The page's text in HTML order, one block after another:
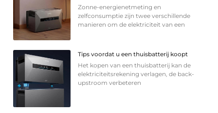
Zonne-energienetmeting en
zelfconsumptie zijn twee verschillende
manieren om de elektriciteit van een
Tips voordat u een thuisbatterij koopt
Het kopen van een thuisbatterij kan de
elektriciteitsrekening verlagen, de back-
upstroom verbeteren